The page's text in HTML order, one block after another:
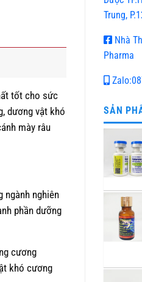
Trung,
Nhà
Pharma
SẢN
tốt cho sức
dương vật khó
mày râu
ngành nghiên
phần dưỡng
cương
khó cương